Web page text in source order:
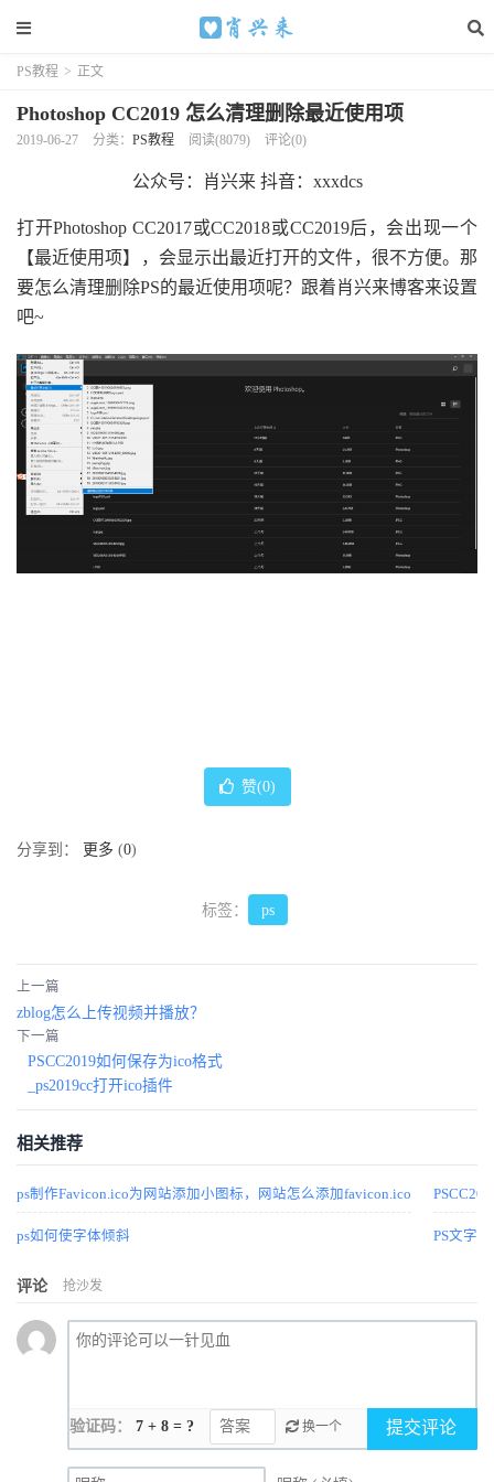
PS教程 > 正文
Photoshop CC2019 怎么清理删除最近使用项
2019-06-27 分类： PS教程 阅读(8079) 评论(0)
公众号：肖兴来 抖音：xxxdcs
打开Photoshop CC2017或CC2018或CC2019后，会出现一个
【最近使用项】，会显示出最近打开的文件，很不方便。那
要怎么清理删除PS的最近使用项呢？跟着肖兴来博客来设置
吧~
赞(0)
分享到： 更多 (0)
标签： ps
上一篇
zblog怎么上传视频并播放？
下一篇
PSCC2019如何保存为ico格式
_ps2019cc打开ico插件
相关推荐
ps制作Favicon.ico为网站添加小图标，网站怎么添加favicon.ico
ps如何使字体倾斜 PS文字
评论 抢沙发
验证码： 7 + 8 = ? 换一个 提交评论